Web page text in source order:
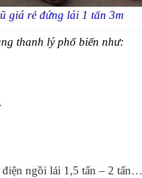
giá rẻ đứng lái 1 tấn 3m
thanh lý phổ biến như:
điện ngồi lái 1,5 tấn – 2 tấn…